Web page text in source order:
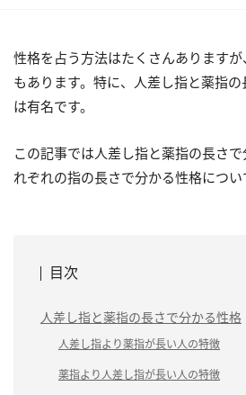
性格を占う方法はたくさんあります
もあります。特に、人差し指と薬指
は有名です。
この記事では人差し指と薬指の長さ
れぞれの指の長さで分かる性格につい
目次
人差し指と薬指の長さで分かる性格
人差し指より薬指が長い人の特徴
薬指より人差し指が長い人の特徴